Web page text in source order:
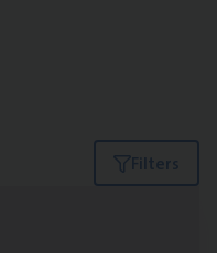
Filters